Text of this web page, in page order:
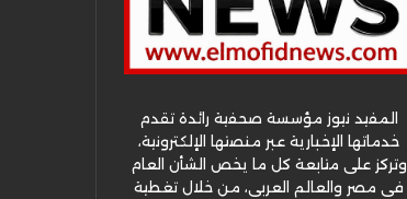
المفيد نيوز مؤسسة صحفية رائدة تقدم
خدماتها الإخبارية عبر منصتها الإلكترونية،
وتركز على متابعة كل ما يخص الشأن العام
في مصر والعالم العربي، من خلال تغطية